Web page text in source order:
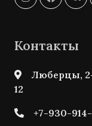
Контакты
Люберцы,
12
+7-930-